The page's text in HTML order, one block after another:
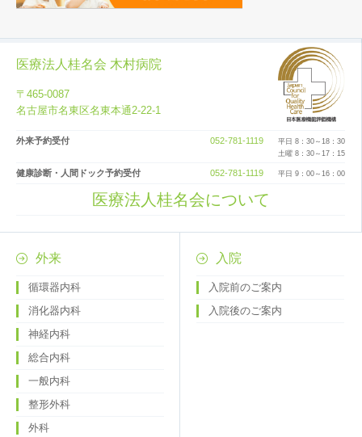
医療法人桂名会 木村病院
〒465-0087
名古屋市名東区名東本通2-22-1
外来予約受付 052-781-1119
平日 8：30～18：30
土曜 8：30～17：15
健康診断・人間ドック予約受付 052-781-1119 平日 9：00～16：00
医療法人桂名会について
外来
循環器内科
消化器内科
神経内科
総合内科
一般内科
整形外科
外科
入院
入院前のご案内
入院後のご案内